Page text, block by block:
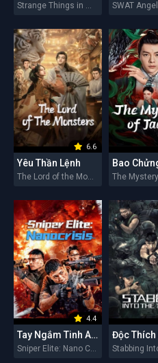
6.6
Yêu Thần Lệnh
The Lord of the Monsters 2026
4.4
Tay Ngắm Tinh Anh: Nguy Cơ Nano